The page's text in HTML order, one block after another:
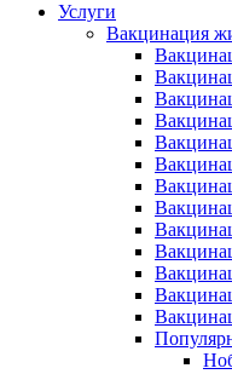
Услуги
Вакцинация